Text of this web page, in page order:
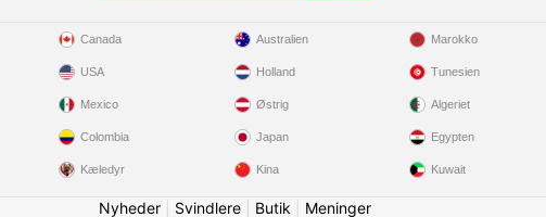
Canada
USA
Mexico
Colombia
Kæledyr
Australien
Holland
Østrig
Japan
Kina
Marokko
Tunesien
Algeriet
Egypten
Kuwait
Nyheder| Svindlere| Butik Meninger